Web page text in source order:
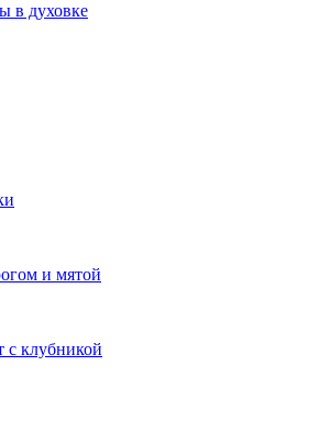
в духовке
и мятой
с клубникой